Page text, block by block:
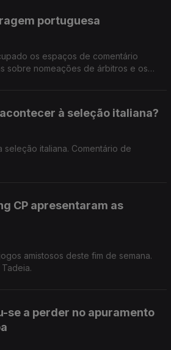
portuguesa
os espaços de comentário
sobre nomeações de árbitros e os
à seleção italiana?
seleção italiana. Comentário de
CP apresentaram as
amistosos deste fim de semana.
se a perder no apuramento